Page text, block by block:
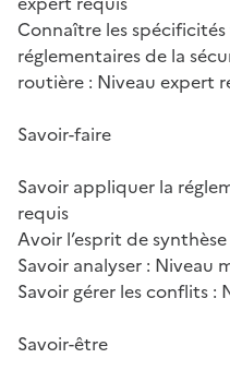
Connaître les
réglementaires de la
routière : Niveau expert
Savoir-faire
Savoir appliquer la
requis
Avoir l’esprit de
Savoir analyser : Niveau
Savoir gérer les conflits
Savoir-être